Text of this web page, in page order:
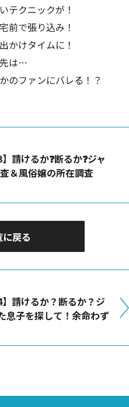
テクニックが！
前で張り込み！
かけタイムに！
は…
のファンにバレる！？
請けるか❓断るか❓ジャ
＆風俗嬢の所在調査
戻る
】請けるか？断るか？ジ
息子を探して！余命わず